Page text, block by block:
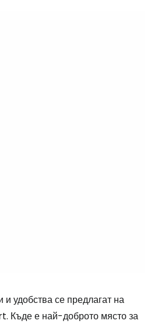
и удобства се предлагат на
Къде е най-доброто място за